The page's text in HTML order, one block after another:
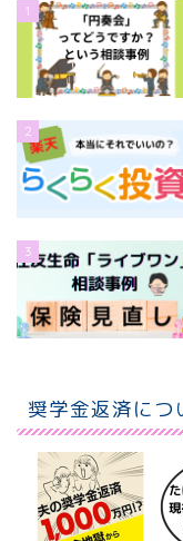
1
2
3
奨学金返済に